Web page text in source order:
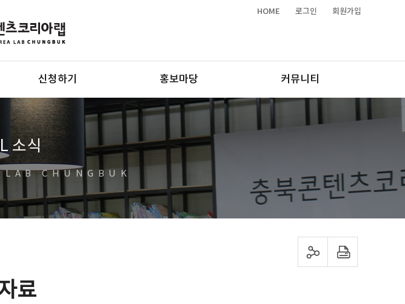
HOME 로그인 회원가입
신청하기 홍보마당 커뮤니티
소식
CHUNGBUK
sns 공유하기 프린트하기
료